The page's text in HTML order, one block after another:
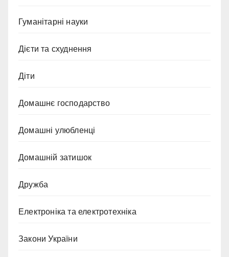
Гуманітарні науки
Дієти та схуднення
Діти
Домашнє господарство
Домашні улюбленці
Домашній затишок
Дружба
Електроніка та електротехніка
Закони України